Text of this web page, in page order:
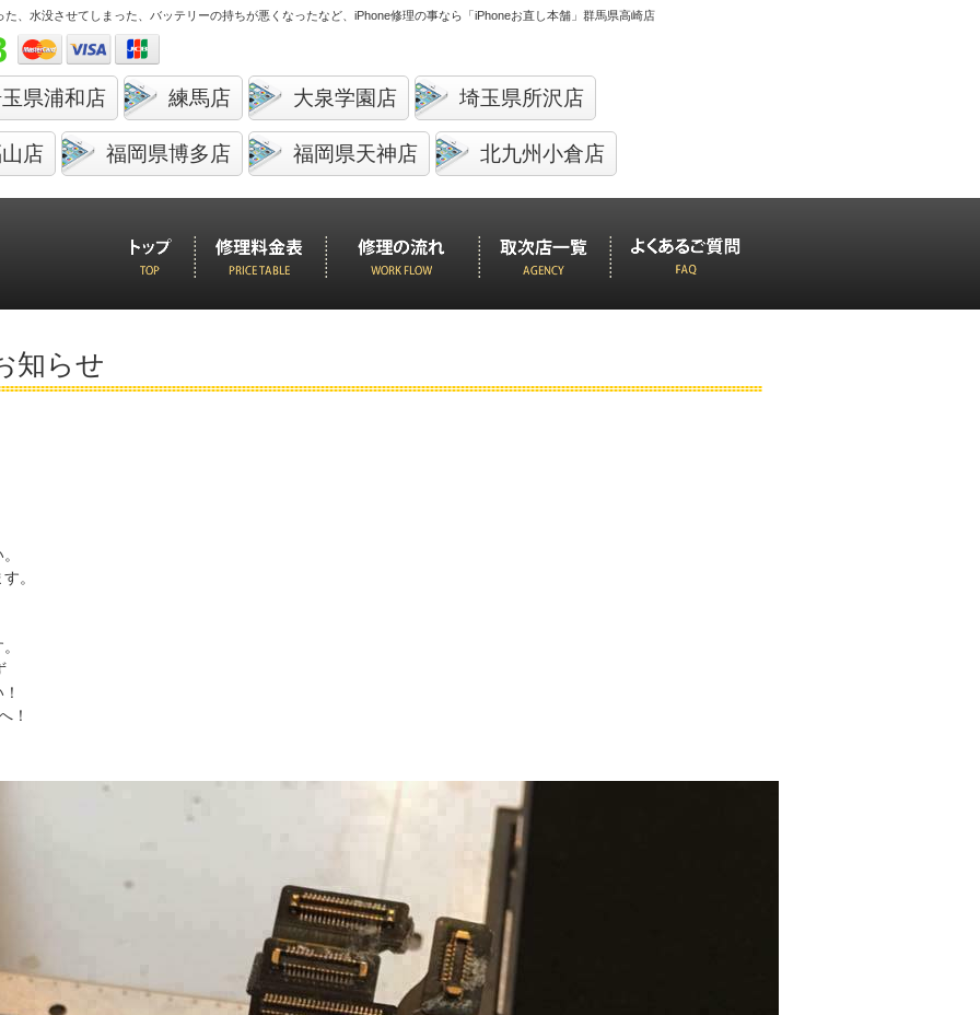
、水没させてしまった、バッテリーの持ちが悪くなったなど、 iPhone修理の事なら「iPhoneお直し本舗」群馬県高崎店
県浦和店 練馬店 大泉学園店 埼玉県所沢店
店 福岡県博多店 福岡県天神店 北九州小倉店
知らせ
。
！